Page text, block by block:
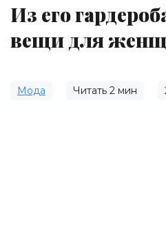
Из его
вещи для
Мода Читать 2 мин